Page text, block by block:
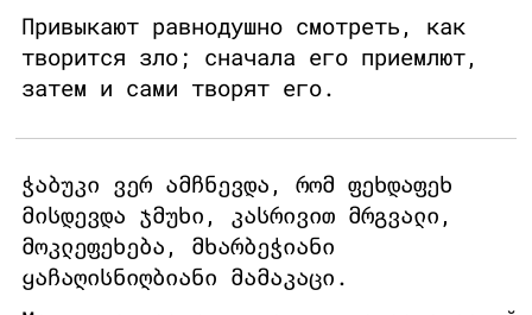
Привыкают равнодушно смотреть, как
творится зло; сначала его приемлют,
затем и сами творят его.
ჭაბუკი ვერ ამჩნევდა, რომ ფეხდაფეხ
მისდევდა ჯმუხი, კასრივით მრგვალი,
მოკლეფეხება, მხარბეჭიანი
ყაჩაღისნიღბიანი მამაკაცი.